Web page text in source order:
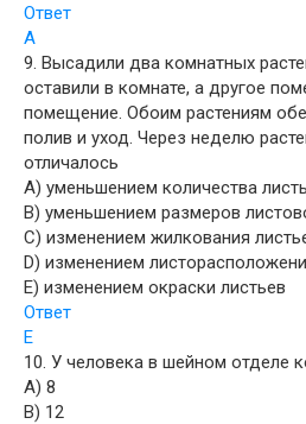
Ответ
A
9. Высадили два комнатных
оставили в комнате, а другое
помещение. Обоим растениям
полив и уход. Через неделю
отличалось
A) уменьшением количества
B) уменьшением размеров
C) изменением жилкования
D) изменением
E) изменением окраски листьев
Ответ
E
10. У человека в шейном отделе
A) 8
B) 12